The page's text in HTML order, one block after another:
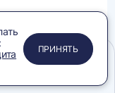
ПРИНЯТЬ